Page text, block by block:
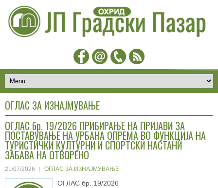
ОГЛАС ЗА ИЗНАЈМУВАЊЕ
ОГЛАС бр. 19/2026 ПРИБИРАЊЕ НА ПРИЈАВИ ЗА
ПОСТАВУВАЊЕ НА УРБАНА ОПРЕМА ВО ФУНКЦИЈА НА
ТУРИСТИЧКИ КУЛТУРНИ И СПОРТСКИ НАСТАНИ
ЗАБАВА НА ОТВОРЕНО
21/07/2026 ОГЛАС ЗА ИЗНАЈМУВАЊЕ
ОГЛАС бр. 19/2026